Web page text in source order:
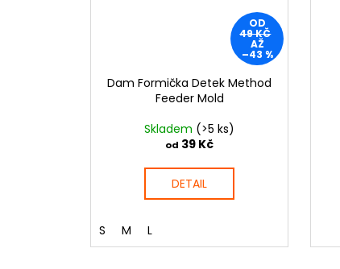
OD
49 KČ
AŽ
–43 %
Dam Formička Detek Method
Feeder Mold
Skladem (>5 ks)
od 39 Kč
DETAIL
S M L